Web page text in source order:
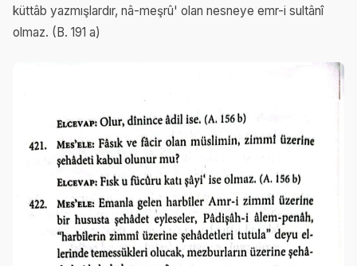
küttâb yazmışlardır, nâ-meşrû' olan nesneye emr-i sultânî
olmaz. (B. 191 a)